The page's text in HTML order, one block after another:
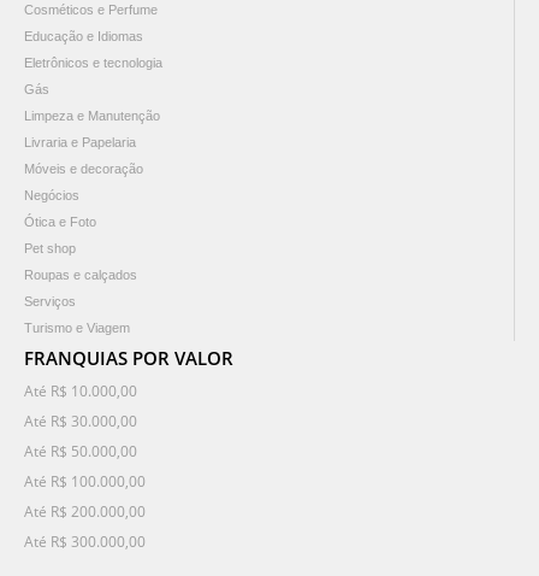
Cosméticos e Perfume
Educação e Idiomas
Eletrônicos e tecnologia
Gás
Limpeza e Manutenção
Livraria e Papelaria
Móveis e decoração
Negócios
Ótica e Foto
Pet shop
Roupas e calçados
Serviços
Turismo e Viagem
FRANQUIAS POR VALOR
Até R$ 10.000,00
Até R$ 30.000,00
Até R$ 50.000,00
Até R$ 100.000,00
Até R$ 200.000,00
Até R$ 300.000,00